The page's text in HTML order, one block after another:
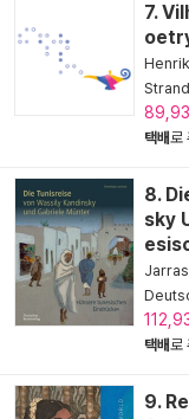
7.
택배로
8.
sky
택배로
9.